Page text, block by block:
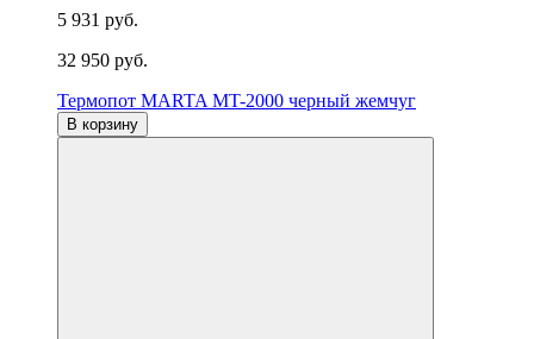
5 931 руб.
32 950 руб.
Термопот MARTA MT-2000 черный жемчуг
В корзину